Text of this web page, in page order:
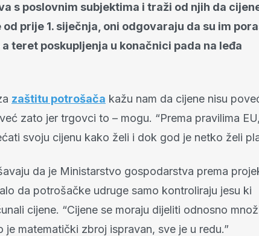
s poslovnim subjektima i traži od njih da
prije 1. siječnja, oni odgovaraju da su im
teret poskupljenja u konačnici pada na leđa
zaštitu potrošača kažu nam da cijene nisu
zato jer trgovci to – mogu. “Prema pravilima EU,
svoju cijenu kako želi i dok god je netko želi
da je Ministarstvo gospodarstva prema
da potrošačke udruge samo kontroliraju jesu ki
cijene. “Cijene se moraju dijeliti odnosno
je matematički zbroj ispravan, sve je u redu.”